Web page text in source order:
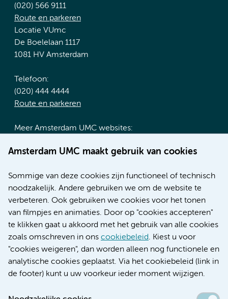
Amsterdam UMC maakt gebruik van cookies
Sommige van deze cookies zijn functioneel of technisch
noodzakelijk. Andere gebruiken we om de website te
verbeteren. Ook gebruiken we cookies voor het tonen
van filmpjes en animaties. Door op "cookies accepteren"
te klikken gaat u akkoord met het gebruik van alle cookies
zoals omschreven in ons cookiebeleid. Kiest u voor
"cookies weigeren", dan worden alleen nog functionele en
analytische cookies geplaatst. Via het cookiebeleid (link in
de footer) kunt u uw voorkeur ieder moment wijzigen.
(020) 566 9111
Route en parkeren
Locatie VUmc
De Boelelaan 1117
1081 HV Amsterdam
Telefoon:
(020) 444 4444
Route en parkeren
Meer Amsterdam UMC websites:
Werken bij Amsterdam UMC
Nieuws
Research
Educatie locatie AMC
Educatie locatie VUmc
Verwijzen & diagnostiek